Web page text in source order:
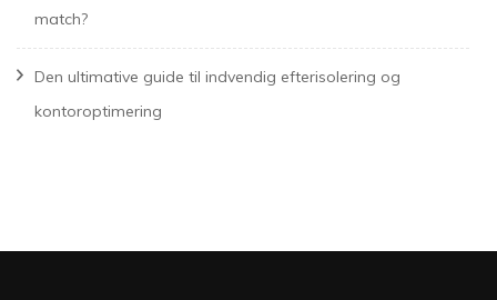
match?
Den ultimative guide til indvendig efterisolering og
kontoroptimering